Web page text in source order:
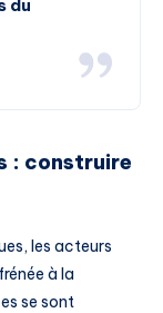
du
: construire
les acteurs
à la
se sont